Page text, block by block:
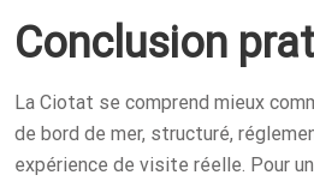
Conclusion
La Ciotat se comprend mieux
de bord de mer, structuré,
expérience de visite réelle. Pour